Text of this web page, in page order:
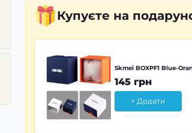
Купуєте на
Skmei BOXPF1 Blue-
145 грн
+ Додати